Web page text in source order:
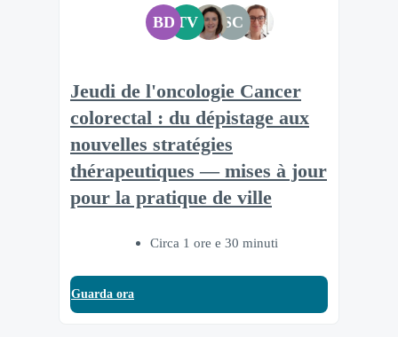
BD TV SC
Jeudi de l'oncologie Cancer
colorectal : du dépistage aux
nouvelles stratégies
thérapeutiques — mises à jour
pour la pratique de ville
Circa 1 ore e 30 minuti
Guarda ora